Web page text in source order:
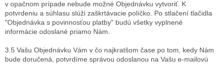
v opačnom prípade nebude možné Objednávku vytvoriť. K
potvrdeniu a súhlasu slúži zaškrtávacie políčko. Po stlačení tlačidla
"Objednávka s povinnosťou platby" budú všetky vyplnené
informácie odoslané priamo Nám.
3.5 Vašu Objednávku Vám v čo najkratšom čase po tom, kedy Nám
bude doručená, potvrdíme správou odoslanou na Vašu e-mailovú